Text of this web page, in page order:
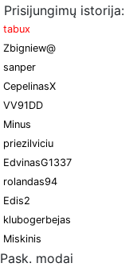
Prisijungimų istorija:
tabux
Zbigniew@
sanper
CepelinasX
VV91DD
Minus
priezilviciu
EdvinasG1337
rolandas94
Edis2
klubogerbejas
Miskinis
Pask. modai